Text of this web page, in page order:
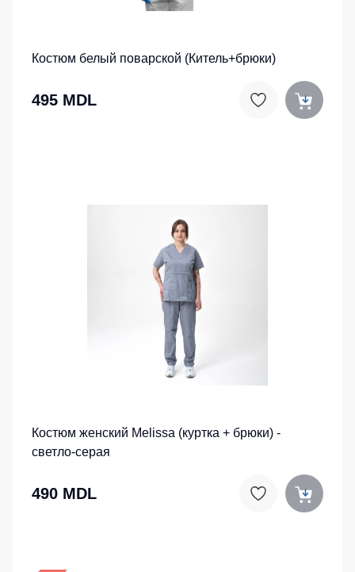
Костюм белый поварской (Китель+брюки)
495 MDL
Костюм женский Melissa (куртка + брюки) -
светло-серая
490 MDL